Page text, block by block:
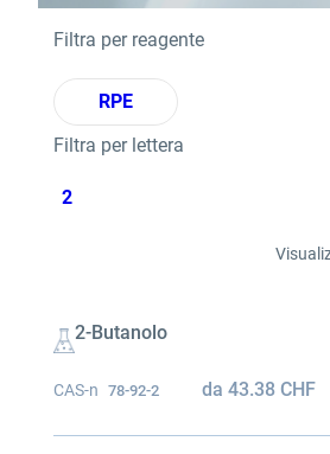
Filtra per reagente
RPE
Filtra per lettera
2
2-Butanolo
CAS-n 78-92-2 da43.38CHF